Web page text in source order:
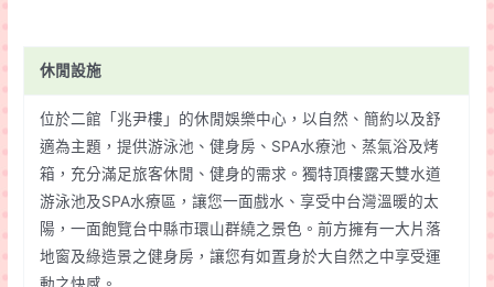
休閒設施
位於二館「兆尹樓」的休閒娛樂中心，以自然、簡約以及舒
適為主題，提供游泳池、健身房、SPA水療池、蒸氣浴及烤
箱，充分滿足旅客休閒、健身的需求。獨特頂樓露天雙水道
游泳池及SPA水療區，讓您一面戲水、享受中台灣溫暖的太
陽，一面飽覽台中縣市環山群繞之景色。前方擁有一大片落
地窗及綠造景之健身房，讓您有如置身於大自然之中享受運
動之快感。